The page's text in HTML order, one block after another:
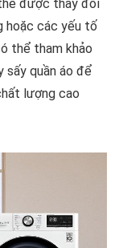
được thay đổi
hoặc các yếu tố
thể tham khảo
sấy quần áo để
lượng cao